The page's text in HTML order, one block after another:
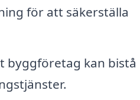
för att säkerställa
byggföretag kan bistå